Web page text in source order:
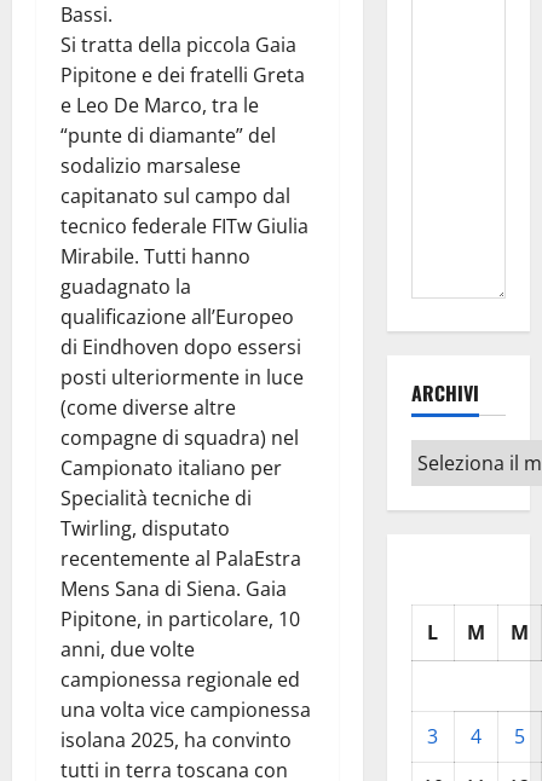
Bassi.
Si tratta della piccola Gaia
Pipitone e dei fratelli Greta
e Leo De Marco, tra le
“punte di diamante” del
sodalizio marsalese
capitanato sul campo dal
tecnico federale FITw Giulia
Mirabile. Tutti hanno
guadagnato la
qualificazione all’Europeo
di Eindhoven dopo essersi
posti ulteriormente in luce
(come diverse altre
compagne di squadra) nel
Campionato italiano per
Specialità tecniche di
Twirling, disputato
recentemente al PalaEstra
Mens Sana di Siena. Gaia
Pipitone, in particolare, 10
anni, due volte
campionessa regionale ed
una volta vice campionessa
isolana 2025, ha convinto
tutti in terra toscana con
ARCHIVI
Archivi
L M M
3 4
5